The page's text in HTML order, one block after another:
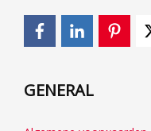
GENERAL